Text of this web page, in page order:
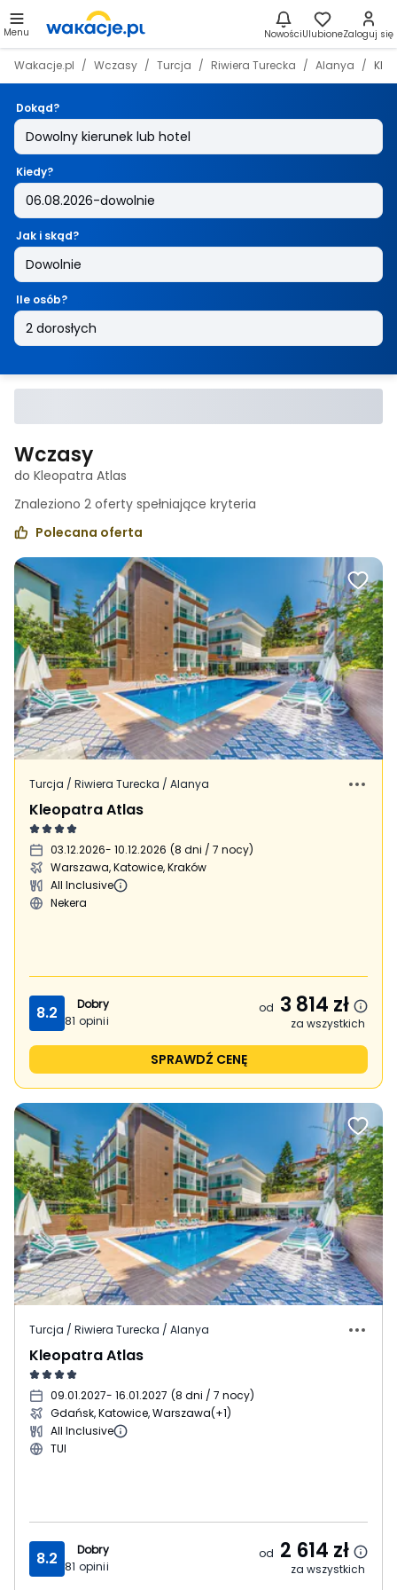
Menu NowościUlubioneZaloguj się
Wakacje.pl Wczasy Turcja Riwiera Turecka Alanya
Dokąd?
Kiedy?
Jak i skąd?
Ile osób?
Wczasy
do Kleopatra Atlas
Znaleziono 2 oferty spełniające kryteria
Polecana oferta
Turcja / Riwiera Turecka / Alanya
Kleopatra Atlas
03.12.2026- 10.12.2026 (8 dni / 7 nocy)
Warszawa, Katowice, Kraków
All Inclusive
Nekera
8.2
Dobry
81 opinii
od 3 814 zł
za wszystkich
SPRAWDŹ CENĘ
Turcja / Riwiera Turecka / Alanya
Kleopatra Atlas
09.01.2027- 16.01.2027 (8 dni / 7 nocy)
Gdańsk, Katowice, Warszawa(+1)
All Inclusive
TUI
8.2
Dobry
81 opinii
od 2 614 zł
za wszystkich